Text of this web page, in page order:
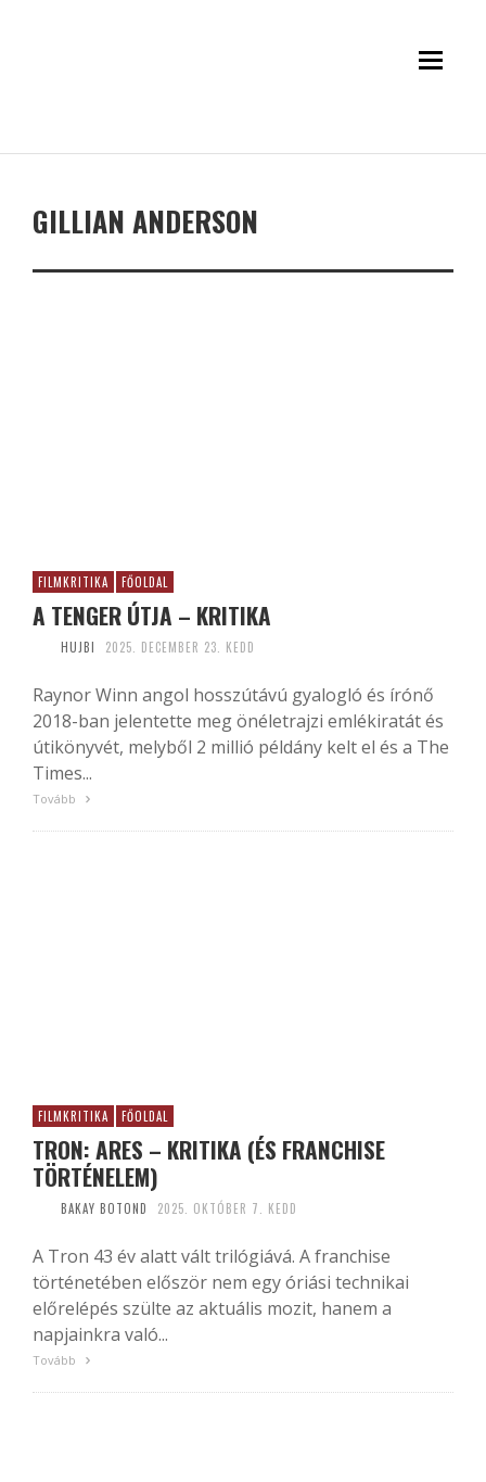
GILLIAN ANDERSON
FILMKRITIKA FŐOLDAL
A TENGER ÚTJA – KRITIKA
HUJBI 2025. DECEMBER 23. KEDD
Raynor Winn angol hosszútávú gyalogló és írónő
2018-ban jelentette meg önéletrajzi emlékiratát és
útikönyvét, melyből 2 millió példány kelt el és a The
Times...
Tovább
FILMKRITIKA FŐOLDAL
TRON: ARES – KRITIKA (ÉS FRANCHISE
TÖRTÉNELEM)
BAKAY BOTOND 2025. OKTÓBER 7. KEDD
A Tron 43 év alatt vált trilógiává. A franchise
történetében először nem egy óriási technikai
előrelépés szülte az aktuális mozit, hanem a
napjainkra való...
Tovább